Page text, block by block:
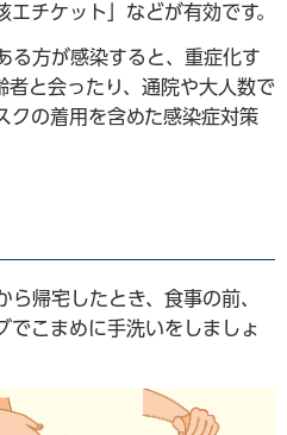
チケット」などが有効です。
る方が感染すると、重症化す
者と会ったり、通院や大人数で
クの着用を含めた感染症対策
ら帰宅したとき、食事の前、
でこまめに手洗いをしましょ